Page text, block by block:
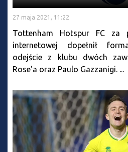
27 maja 2021, 11:22
Tottenham Hotspur FC za
internetowej dopełnił
odejście z klubu dwóch
Rose'a oraz Paulo Gazzanigi. ...